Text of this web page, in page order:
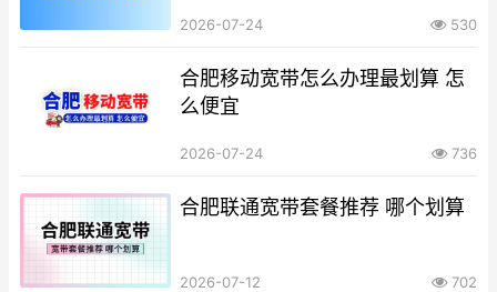
2026-07-24 530
合肥移动宽带怎么办理最划算 怎
么便宜
2026-07-24 736
合肥联通宽带套餐推荐 哪个划算
2026-07-12 702